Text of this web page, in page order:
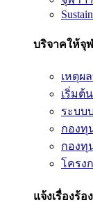
บริจาคให้จุ
เหตุผ
เริ่มต้
ระบบ
กองทุ
กองทุ
โครง
แจ้งเรื่องร้อ